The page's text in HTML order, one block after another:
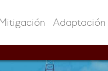
Adaptación